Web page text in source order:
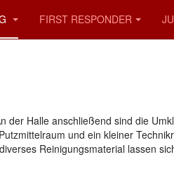
FIRST RESPONDER
Halle anschließend sind die
und ein kleiner
Reinigungsmaterial lassen